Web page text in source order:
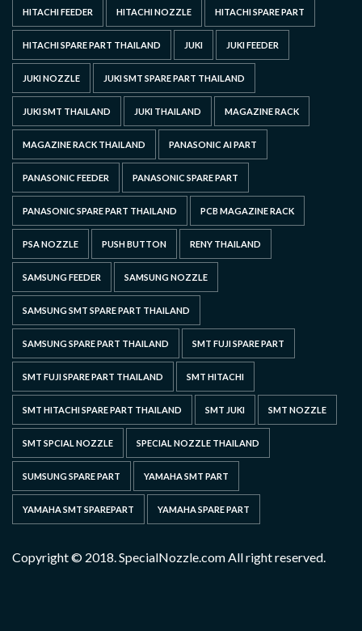
HITACHI FEEDER HITACHI NOZZLE HITACHI SPARE PART
HITACHI SPARE PART THAILAND JUKI JUKI FEEDER
JUKI NOZZLE JUKI SMT SPARE PART THAILAND
JUKI SMT THAILAND JUKI THAILAND MAGAZINE RACK
MAGAZINE RACK THAILAND PANASONIC AI PART
PANASONIC FEEDER PANASONIC SPARE PART
PANASONIC SPARE PART THAILAND PCB MAGAZINE RACK
PSA NOZZLE PUSH BUTTON RENY THAILAND
SAMSUNG FEEDER SAMSUNG NOZZLE
SAMSUNG SMT SPARE PART THAILAND
SAMSUNG SPARE PART THAILAND SMT FUJI SPARE PART
SMT FUJI SPARE PART THAILAND SMT HITACHI
SMT HITACHI SPARE PART THAILAND SMT JUKI SMT NOZZLE
SMT SPCIAL NOZZLE SPECIAL NOZZLE THAILAND
SUMSUNG SPARE PART YAMAHA SMT PART
YAMAHA SMT SPAREPART YAMAHA SPARE PART
Copyright © 2018. SpecialNozzle.com All right reserved.